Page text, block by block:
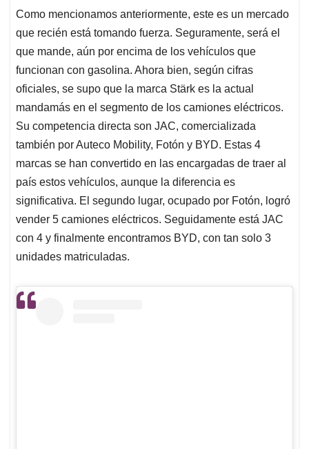
Como mencionamos anteriormente, este es un mercado
que recién está tomando fuerza. Seguramente, será el
que mande, aún por encima de los vehículos que
funcionan con gasolina. Ahora bien, según cifras
oficiales, se supo que la marca Stärk es la actual
mandamás en el segmento de los camiones eléctricos.
Su competencia directa son JAC, comercializada
también por Auteco Mobility, Fotón y BYD. Estas 4
marcas se han convertido en las encargadas de traer al
país estos vehículos, aunque la diferencia es
significativa. El segundo lugar, ocupado por Fotón, logró
vender 5 camiones eléctricos. Seguidamente está JAC
con 4 y finalmente encontramos BYD, con tan solo 3
unidades matriculadas.